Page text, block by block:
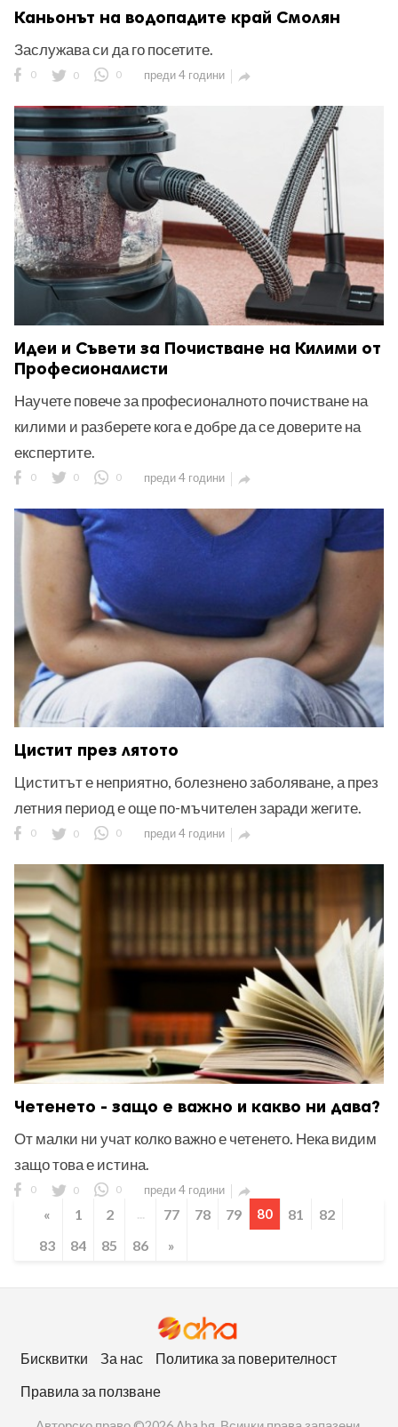
Каньонът на водопадите край Смолян
Заслужава си да го посетите.
0 0 0 преди 4 години 
Идеи и Съвети за Почистване на Килими от
Професионалисти
Научете повече за професионалното почистване на
килими и разберете кога е добре да се доверите на
експертите.
0 0 0 преди 4 години 
Цистит през лятото
Циститът е неприятно, болезнено заболяване, а през
летния период е още по-мъчителен заради жегите.
0 0 0 преди 4 години 
Четенето - защо е важно и какво ни дава?
От малки ни учат колко важно е четенето. Нека видим
защо това е истина.
0 0 0 преди 4 години 
« 1 2 ... 77 78 79 80 81
82
83
84 85 86 »
Бисквитки За нас
Политика за поверителност
Правила за ползване